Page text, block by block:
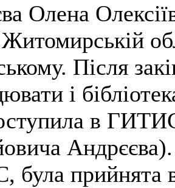
Олена
Після
і
в
прийнята